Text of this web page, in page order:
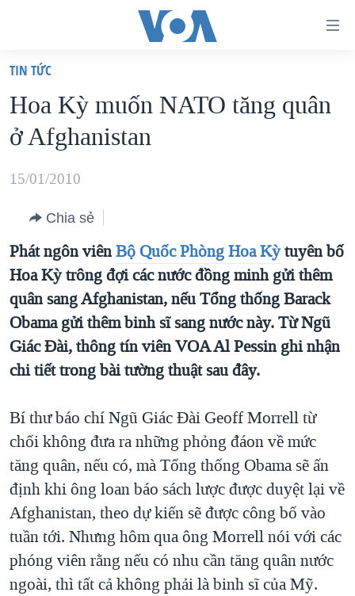
truy
cập
Tới
dung
chính
điều
hướng
chính
Đi
tới
"Tìm"
VIỆT NAM
HOA KỲ
BIỂN ĐÔNG
BLOG
DIỄN ĐÀN
MỤC
TỰ DO BÁO CHÍ
VẠCH TRẦN TIN GIẢ
NGƯỜI VIỆT HẢI NGOẠI
KHOA HỌC
SỨC KHOẺ
VĂN HOÁ
THỂ THAO
GIÁO DỤC
CHUYÊN ĐỀ
CHIẾN TRANH THƯƠNG MẠI CỦA MỸ: QUÁ KHỨ VÀ HIỆN
MỘT NĂM CHIẾN TRANH TẠI DẢI GAZA
GIẢI MÃ VÀNH ĐAI & CON ĐƯỜNG
NGÀY TỊ NẠN THẾ GIỚI
TRỊNH VĨNH BÌNH - NGƯỜI HẠ 'BÊN THẮNG CUỘC'
GROUND ZERO – XƯA VÀ NAY
CHI PHÍ CHIẾN TRANH AFGHANISTAN
CÁC GIÁ TRỊ CỘNG HÒA Ở VIỆT NAM
HỌC TIẾNG ANH
VIDEO
MẠNG XÃ HỘI
Ngôn ngữ khác
TIN TỨC
Hoa Kỳ muốn NATO tăng quân
ở Afghanistan
15/01/2010
Chia sẻ
Phát ngôn viênBộ Quốc Phòng Hoa Kỳtuyên bố
Hoa Kỳ trông đợi các nước đồng minh gửi thêm
quân sang Afghanistan, nếu Tổng thống Barack
Obama gửi thêm binh sĩ sang nước này. Từ Ngũ
Giác Đài, thông tín viên VOA Al Pessin ghi nhận
chi tiết trong bài tường thuật sau đây.
Bí thư báo chí Ngũ Giác Đài Geoff Morrell từ
chối không đưa ra những phỏng đáon về mức
tăng quân, nếu có, mà Tổng thống Obama sẽ ấn
định khi ông loan báo sách lược được duyệt lại về
Afghanistan, theo dự kiến sẽ được công bố vào
tuần tới. Nhưng hôm qua ông Morrell nói với các
phóng viên rằng nếu có nhu cần tăng quân nước
ngoài, thì tất cả không phải là binh sĩ của Mỹ.